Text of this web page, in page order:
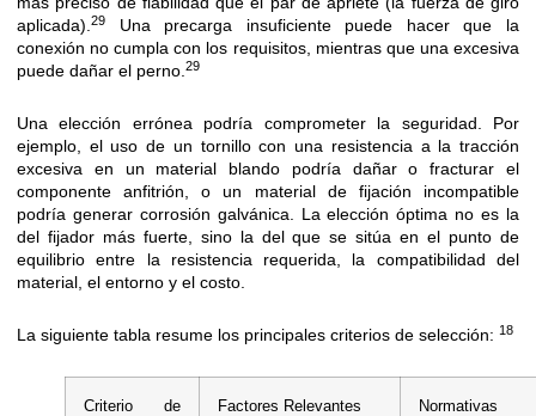
aplicada). 29
Una precarga insuficiente puede hacer que la
conexión no cumpla con los requisitos, mientras que una excesiva
puede dañar el perno. 29
Una elección errónea podría comprometer la seguridad. Por
ejemplo, el uso de un tornillo con una resistencia a la tracción
excesiva en un material blando podría dañar o fracturar el
componente anfitrión, o un material de fijación incompatible
podría generar corrosión galvánica. La elección óptima no es la
del fijador más fuerte, sino la del que se sitúa en el punto de
equilibrio entre la resistencia requerida, la compatibilidad del
material, el entorno y el costo.
La siguiente tabla resume los principales criterios de selección: 18
Criterio de
Factores Relevantes
Normativas